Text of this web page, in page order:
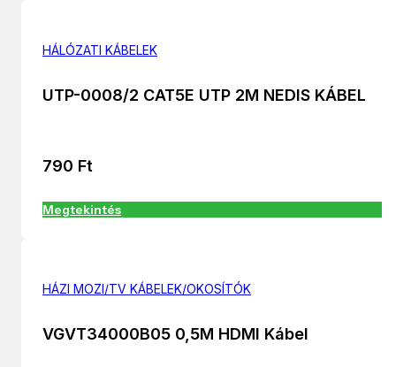
HÁLÓZATI KÁBELEK
UTP-0008/2 CAT5E UTP 2M NEDIS KÁBEL
790 Ft
Megtekintés
HÁZI MOZI/TV KÁBELEK/OKOSÍTÓK
VGVT34000B05 0,5M HDMI Kábel